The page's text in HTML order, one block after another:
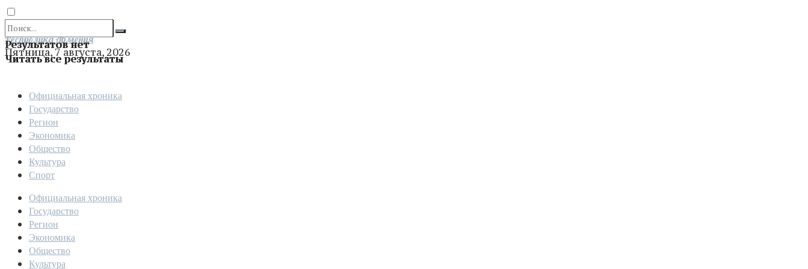
Результатов нет
Читать все результаты
Отправить
Республика Армения
Пятница, 7 августа, 2026
Официальная хроника
Государство
Регион
Экономика
Общество
Культура
Спорт
Официальная хроника
Государство
Регион
Экономика
Общество
Культура